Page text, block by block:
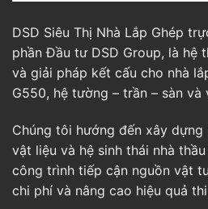
DSD Siêu Thị Nhà Lắp Ghép
phần Đầu tư DSD Group, là hệ
và giải pháp kết cấu cho nhà
G550, hệ tường – trần – sàn và
Chúng tôi hướng đến xây
vật liệu và hệ sinh thái nhà
công trình tiếp cận nguồn vật
chi phí và nâng cao hiệu quả